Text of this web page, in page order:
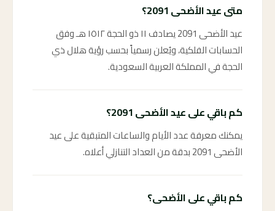
متى عيد الأضحى 2091؟
عيد الأضحى 2091 يصادف ١١ ذو الحجة ١٥١٢ هـ وفق
الحسابات الفلكية، ويُعلن رسمياً بحسب رؤية هلال ذي
الحجة في المملكة العربية السعودية.
كم باقي على عيد الأضحى 2091؟
يمكنك معرفة عدد الأيام والساعات المتبقية على عيد
الأضحى 2091 بدقة من العداد التنازلي أعلاه.
كم باقي على الأضحى؟